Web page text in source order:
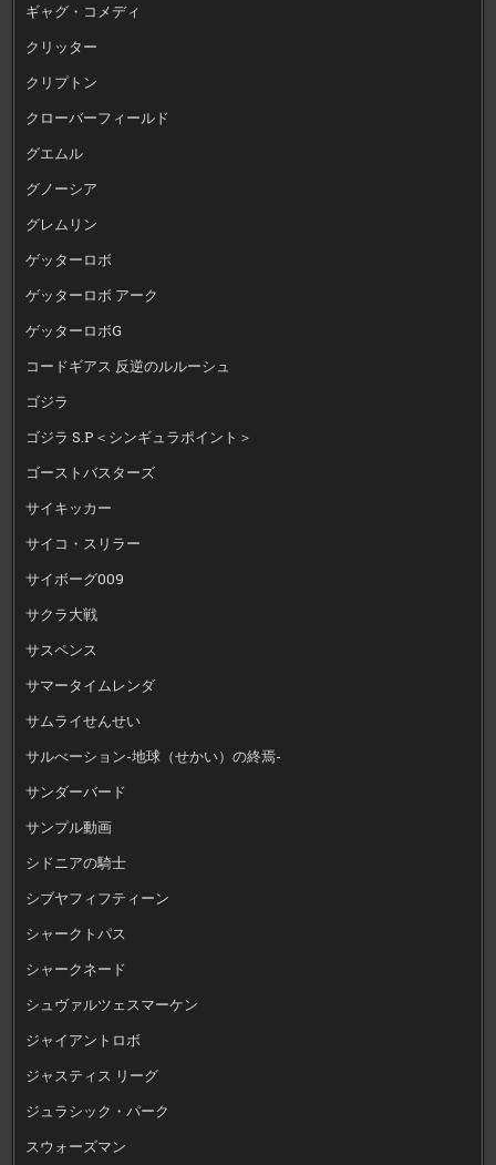
ギャグ・コメディ
クリッター
クリプトン
クローバーフィールド
グエムル
グノーシア
グレムリン
ゲッターロボ
ゲッターロボ アーク
ゲッターロボG
コードギアス 反逆のルルーシュ
ゴジラ
ゴジラ S.P＜シンギュラポイント＞
ゴーストバスターズ
サイキッカー
サイコ・スリラー
サイボーグ009
サクラ大戦
サスペンス
サマータイムレンダ
サムライせんせい
サルべーション-地球（せかい）の終焉-
サンダーバード
サンプル動画
シドニアの騎士
シブヤフィフティーン
シャークトパス
シャークネード
シュヴァルツェスマーケン
ジャイアントロボ
ジャスティス リーグ
ジュラシック・パーク
スウォーズマン